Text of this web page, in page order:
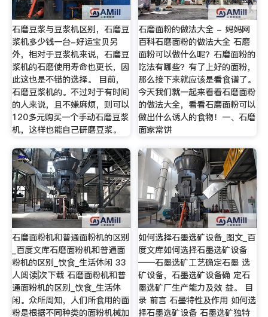
石磨豆浆与豆浆机区别，石磨豆
浆机多少钱一台-好运宝贝另
外，相对于豆浆机来说，石磨豆
浆机的石磨使用寿命也更长，因
此这也是不错的选择。 目前，
石磨豆浆机的。不过对于有时间
的人来说，且不嫌麻烦，则可以
120多元购买一个手动石磨豆浆
机，这样也能自己研磨豆浆。
石磨面粉的做法大全 - 妈妈网
百科石磨面粉的做法大全 石磨
面粉可以做什么呢？石磨面粉的
吃法有哪些？有了上好的面粉，
那么接下来就应该是看食谱了。
今天我们就一起来看看石磨面粉
的做法大全，看看石磨面粉可以
做出什么诱人的食物！一、石磨
面家常饼
石磨面粉机和普通面粉机的区别
_百度文库石磨面粉机和普通面
粉机的区别_饮食_生活休闲 33
人阅读|次下载 石磨面粉机和普
通面粉机的区别_饮食_生活休
闲。众所周知，人们所食用的面
粉是根据不同种类的面粉机械加
如何选择石墨选矿设备_图文_百
度文库如何选择石墨选矿设备
——石墨选矿工艺确定石墨 选
矿设备，石墨选矿设备确 定石
墨选矿厂生产能力及效 益。 目
录 前言 石墨特性及作用 如何选
择石墨选矿设备 石墨选矿独特